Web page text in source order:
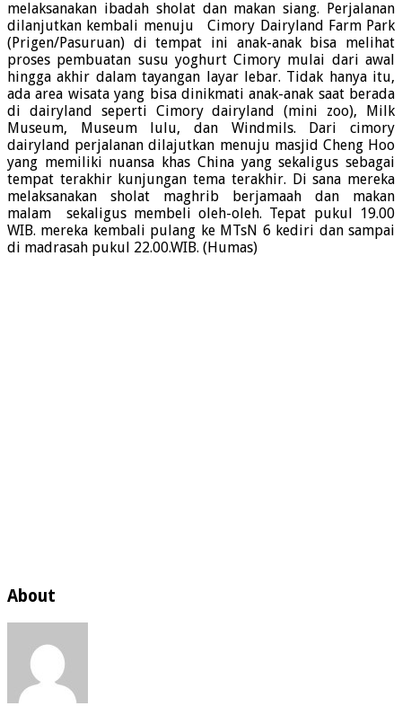
melaksanakan ibadah sholat dan makan siang. Perjalanan
dilanjutkan kembali menuju Cimory Dairyland Farm Park
(Prigen/Pasuruan) di tempat ini anak-anak bisa melihat
proses pembuatan susu yoghurt Cimory mulai dari awal
hingga akhir dalam tayangan layar lebar. Tidak hanya itu,
ada area wisata yang bisa dinikmati anak-anak saat berada
di dairyland seperti Cimory dairyland (mini zoo), Milk
Museum, Museum lulu, dan Windmils. Dari cimory
dairyland perjalanan dilajutkan menuju masjid Cheng Hoo
yang memiliki nuansa khas China yang sekaligus sebagai
tempat terakhir kunjungan tema terakhir. Di sana mereka
melaksanakan sholat maghrib berjamaah dan makan
malam sekaligus membeli oleh-oleh. Tepat pukul 19.00
WIB. mereka kembali pulang ke MTsN 6 kediri dan sampai
di madrasah pukul 22.00.WIB. (Humas)
About